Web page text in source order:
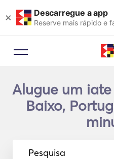
× Descarregue a app
Reserve mais rápido e
Alugue um
Baixo,
Pesquisa